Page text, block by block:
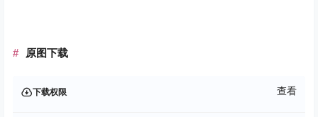
原图下载
下载权限 查看